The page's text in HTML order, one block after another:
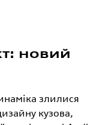
новий
злилися
кузова,